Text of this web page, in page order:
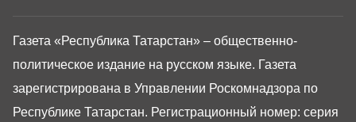
Газета «Республика Татарстан» – общественно-
политическое издание на русском языке. Газета
зарегистрирована в Управлении Роскомнадзора по
Республике Татарстан. Регистрационный номер: серия